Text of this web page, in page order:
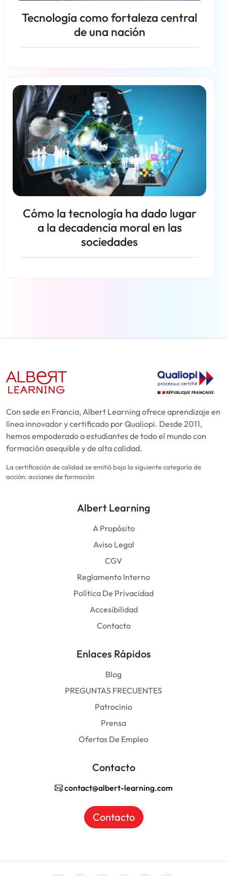
Tecnología como fortaleza central
de una nación
Más información
Cómo la tecnología ha dado lugar
a la decadencia moral en las
sociedades
Con sede en Francia, Albert Learning ofrece aprendizaje en
línea innovador y certificado por Qualiopi. Desde 2011,
hemos empoderado a estudiantes de todo el mundo con
formación asequible y de alta calidad.
La certificación de calidad se emitió bajo la siguiente categoría de
acción: acciones de formación
Albert Learning
A Propósito
Aviso Legal
CGV
Reglamento Interno
Política De Privacidad
Accesibilidad
Contacto
Enlaces Rápidos
Blog
PREGUNTAS FRECUENTES
Patrocinio
Prensa
Ofertas De Empleo
Contacto
contact@albert-learning.com
Contacto